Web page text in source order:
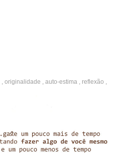
, originalidade , auto-estima , reflexão ,